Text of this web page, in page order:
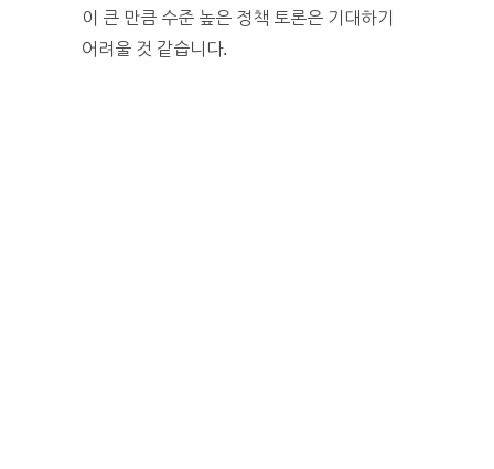
이 큰 만큼 수준 높은 정책 토론은 기대하기
어려울 것 같습니다.